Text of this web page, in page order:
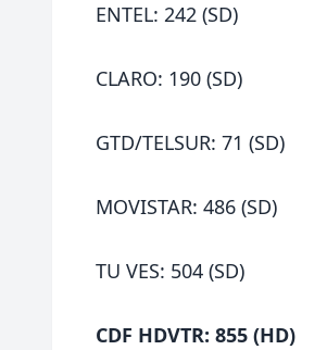
ENTEL: 242 (SD)
CLARO: 190 (SD)
GTD/TELSUR: 71 (SD)
MOVISTAR: 486 (SD)
TU VES: 504 (SD)
CDF HDVTR: 855 (HD)